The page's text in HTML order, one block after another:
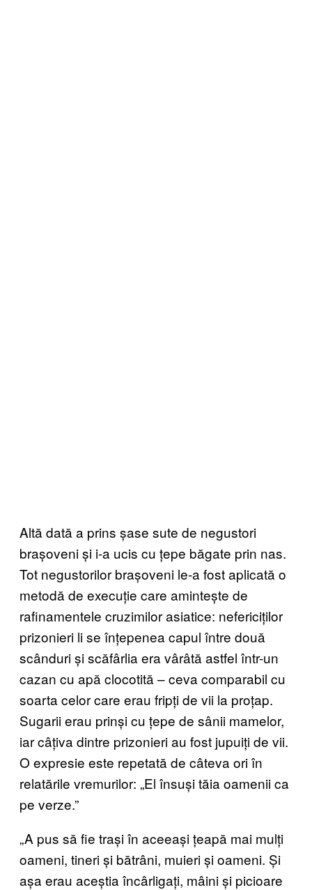
Altă dată a prins șase sute de negustori
brașoveni și i-a ucis cu țepe băgate prin nas.
Tot negustorilor brașoveni le-a fost aplicată o
metodă de execuție care amintește de
rafinamentele cruzimilor asiatice: nefericiților
prizonieri li se înțepenea capul între două
scânduri și scăfârlia era vârâtă astfel într-un
cazan cu apă clocotită – ceva comparabil cu
soarta celor care erau fripți de vii la proțap.
Sugarii erau prinși cu țepe de sânii mamelor,
iar câțiva dintre prizonieri au fost jupuiți de vii.
O expresie este repetată de câteva ori în
relatările vremurilor: „El însuși tăia oamenii ca
pe verze.”
„A pus să fie trași în aceeași țeapă mai mulți
oameni, tineri și bătrâni, muieri și oameni. Și
așa erau aceștia încârligați, mâini și picioare